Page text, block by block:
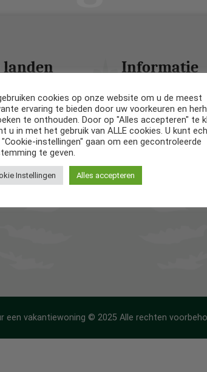
landen
in Nederland
in België
in Frankrijk
in Spanje
Informatie
Disclaimer
Privacy
een vakantiewoning © 2025 Alle rechten
cookies op onze website om u de meest
ervaring te bieden door uw voorkeuren en
te onthouden. Door op "Alles accepteren" te
u in met het gebruik van ALLE cookies. U kunt
"Cookie-instellingen" gaan om een gecontroleerde
te geven.
Instellingen Alles accepteren